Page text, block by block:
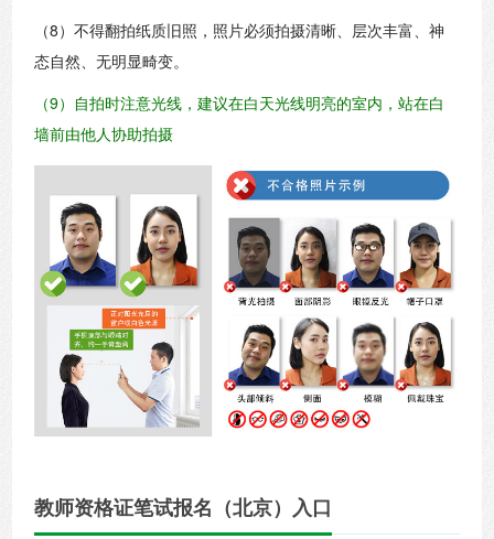
（8）不得翻拍纸质旧照，照片必须拍摄清晰、层次丰富、神
态自然、无明显畸变。
（9）自拍时注意光线，建议在白天光线明亮的室内，站在白
墙前由他人协助拍摄
教师资格证笔试报名（北京）入口